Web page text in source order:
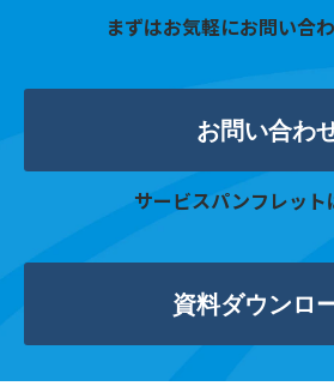
まずはお気軽にお問い合
お問い合わ
サービスパンフレット
資料ダウンロ